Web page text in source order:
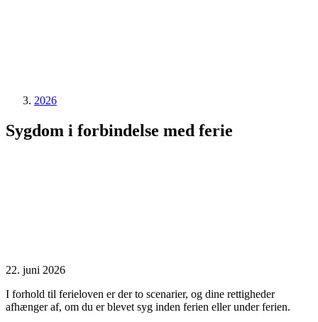
2026
Sygdom i forbindelse med ferie
22. juni 2026
I forhold til ferieloven er der to scenarier, og dine rettigheder
afhænger af, om du er blevet syg inden ferien eller under ferien.